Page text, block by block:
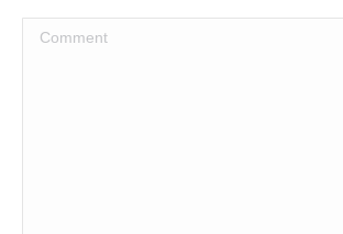
Comment